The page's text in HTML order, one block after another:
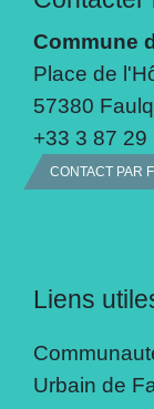
Commune
Place de
57380
+33 3 87 29
CONTACT PAR
Liens
Urbain de